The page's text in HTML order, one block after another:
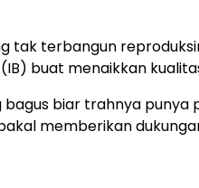
tak terbangun
buat menaikkan
biar trahnya punya
memberikan